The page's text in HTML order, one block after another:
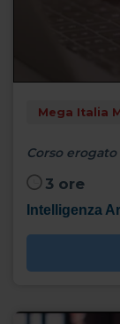
Mega Italia
Corso erogato
3 ore
Intelligenza